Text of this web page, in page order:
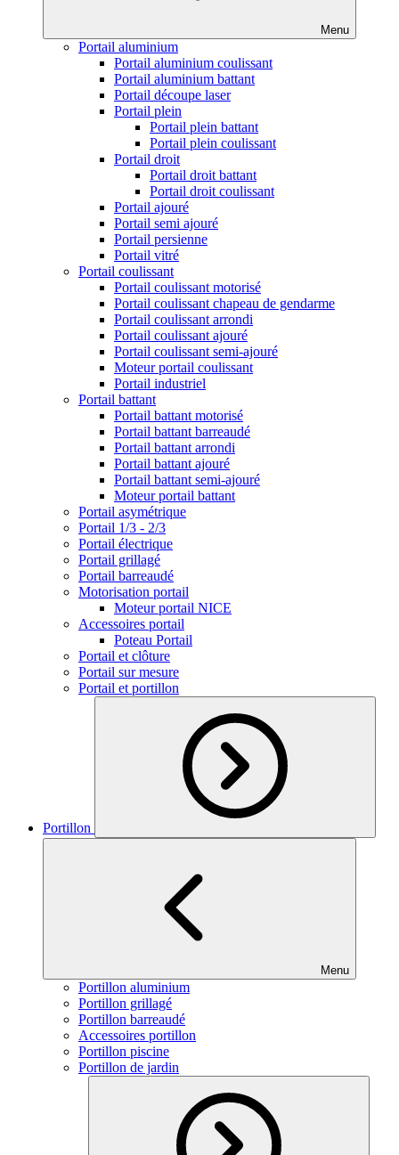
Menu
Portail aluminium
Portail aluminium coulissant
Portail aluminium battant
Portail découpe laser
Portail plein
Portail plein battant
Portail plein coulissant
Portail droit
Portail droit battant
Portail droit coulissant
Portail ajouré
Portail semi ajouré
Portail persienne
Portail vitré
Portail coulissant
Portail coulissant motorisé
Portail coulissant chapeau de gendarme
Portail coulissant arrondi
Portail coulissant ajouré
Portail coulissant semi-ajouré
Moteur portail coulissant
Portail industriel
Portail battant
Portail battant motorisé
Portail battant barreaudé
Portail battant arrondi
Portail battant ajouré
Portail battant semi-ajouré
Moteur portail battant
Portail asymétrique
Portail 1/3 - 2/3
Portail électrique
Portail grillagé
Portail barreaudé
Motorisation portail
Moteur portail NICE
Accessoires portail
Poteau Portail
Portail et clôture
Portail sur mesure
Portail et portillon
Portillon
Menu
Portillon aluminium
Portillon grillagé
Portillon barreaudé
Accessoires portillon
Portillon piscine
Portillon de jardin